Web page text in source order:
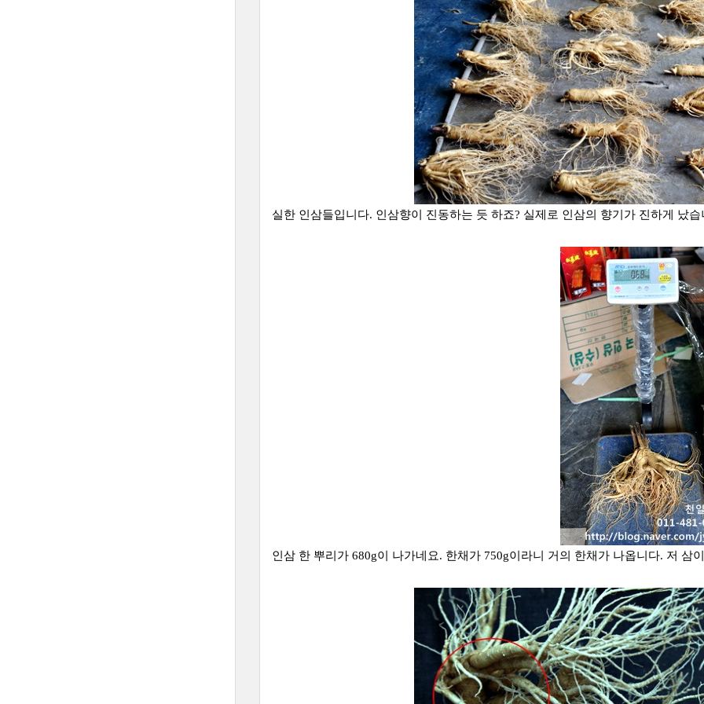
실한 인삼들입니다. 인삼향이 진동하는 듯 하죠? 실제로 인삼의 향기가 진하게 났습
인삼 한 뿌리가 680g이 나가네요. 한채가 750g이라니 거의 한채가 나옵니다. 저 삼